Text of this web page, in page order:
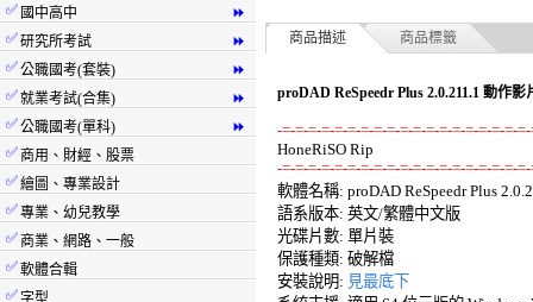
⏩
✅ 國中高中
⏩
✅研究所考試
⏩
✅公職國考(套裝)
⏩
✅就業考試(合集)
⏩
✅公職國考(單科)
✅ 商用、財經、股票
✅繪圖、專業設計
✅專業、幼兒教學
✅ 商業、網路、一般
✅軟體合輯
✅字型
商品描述 商品標籤
proDAD ReSpeedr Plus 2.0.211.1 動作
-=-=-=-=-=-=-=-=-=-=-=-=-=-=-=-=-=-=-
-=-=-=-=-=-=-=-=-=-=-=-=-=-=-=-=-=-=-
軟體名稱: proDAD ReSpeedr Plus
語系版本: 英文/繁體中文版
光碟片數: 單片裝
保護種類: 破解檔
安裝說明: 見最底下